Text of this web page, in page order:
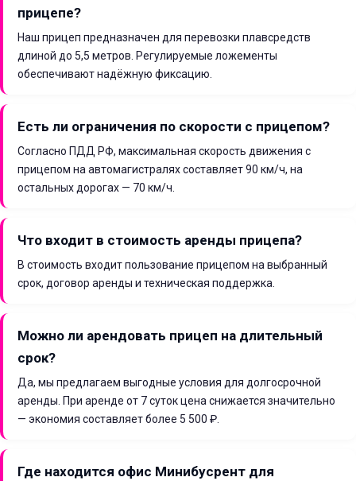
прицепе?
Наш прицеп предназначен для перевозки плавсредств
длиной до 5,5 метров. Регулируемые ложементы
обеспечивают надёжную фиксацию.
Есть ли ограничения по скорости с прицепом?
Согласно ПДД РФ, максимальная скорость движения с
прицепом на автомагистралях составляет 90 км/ч, на
остальных дорогах — 70 км/ч.
Что входит в стоимость аренды прицепа?
В стоимость входит пользование прицепом на выбранный
срок, договор аренды и техническая поддержка.
Можно ли арендовать прицеп на длительный
срок?
Да, мы предлагаем выгодные условия для долгосрочной
аренды. При аренде от 7 суток цена снижается значительно
— экономия составляет более 5 500 ₽.
Где находится офис Минибусрент для